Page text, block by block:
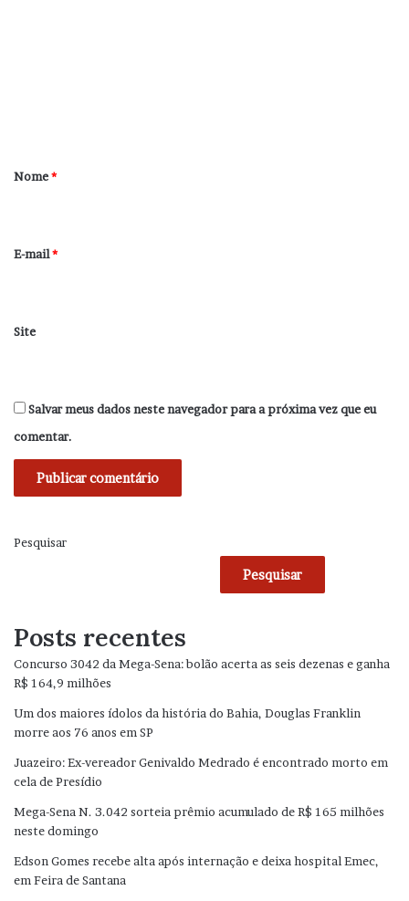
r
*
Nome*
E-mail*
Site
Salvar meus dados neste navegador para a próxima vez que eu
comentar.
Pesquisar
Pesquisar
Posts recentes
Concurso 3042 da Mega-Sena: bolão acerta as seis dezenas e ganha
R$ 164,9 milhões
Um dos maiores ídolos da história do Bahia, Douglas Franklin
morre aos 76 anos em SP
Juazeiro: Ex-vereador Genivaldo Medrado é encontrado morto em
cela de Presídio
Mega-Sena N. 3.042 sorteia prêmio acumulado de R$ 165 milhões
neste domingo
Edson Gomes recebe alta após internação e deixa hospital Emec,
em Feira de Santana